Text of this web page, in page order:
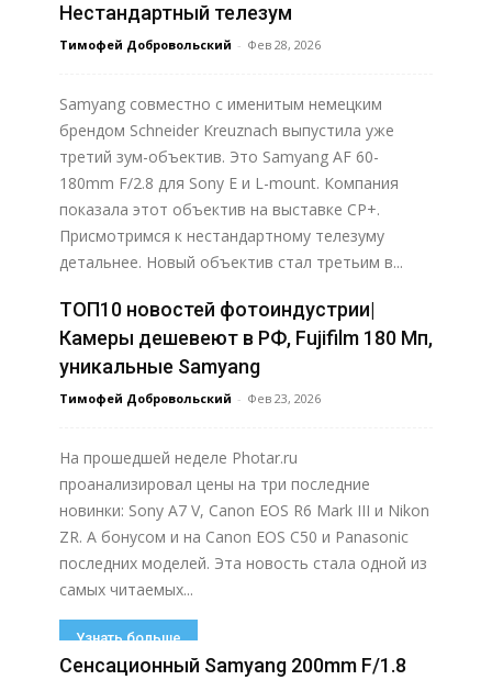
Нестандартный телезум
Тимофей Добровольский - Фев 28, 2026
Samyang совместно с именитым немецким
брендом Schneider Kreuznach выпустила уже
третий зум-объектив. Это Samyang AF 60-
180mm F/2.8 для Sony E и L-mount. Компания
показала этот объектив на выставке CP+.
Присмотримся к нестандартному телезуму
детальнее. Новый объектив стал третьим в...
Узнать больше
ТОП10 новостей фотоиндустрии|
Камеры дешевеют в РФ, Fujifilm 180 Мп,
уникальные Samyang
Тимофей Добровольский - Фев 23, 2026
На прошедшей неделе Photar.ru
проанализировал цены на три последние
новинки: Sony A7 V, Canon EOS R6 Mark III и Nikon
ZR. А бонусом и на Canon EOS C50 и Panasonic
последних моделей. Эта новость стала одной из
самых читаемых...
Узнать больше
Сенсационный Samyang 200mm F/1.8